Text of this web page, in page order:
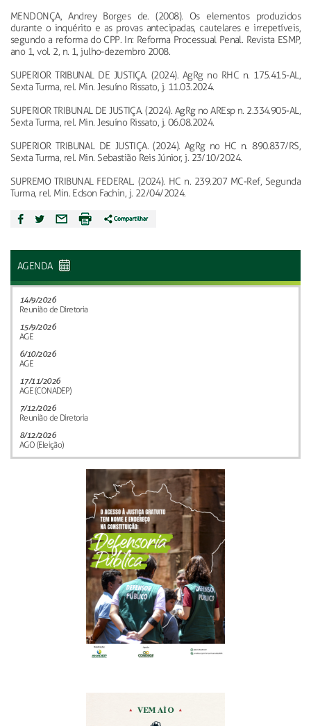
MENDONÇA, Andrey Borges de. (2008). Os elementos produzidos
durante o inquérito e as provas antecipadas, cautelares e irrepetíveis,
segundo a reforma do CPP. In: Reforma Processual Penal. Revista ESMP,
ano 1, vol. 2, n. 1, julho-dezembro 2008.
SUPERIOR TRIBUNAL DE JUSTIÇA. (2024). AgRg no RHC n. 175.415-AL,
Sexta Turma, rel. Min. Jesuíno Rissato, j. 11.03.2024.
SUPERIOR TRIBUNAL DE JUSTIÇA. (2024). AgRg no AREsp n. 2.334.905-AL,
Sexta Turma, rel. Min. Jesuíno Rissato, j. 06.08.2024.
SUPERIOR TRIBUNAL DE JUSTIÇA. (2024). AgRg no HC n. 890.837/RS,
Sexta Turma, rel. Min. Sebastião Reis Júnior, j. 23/10/2024.
SUPREMO TRIBUNAL FEDERAL. (2024). HC n. 239.207 MC-Ref, Segunda
Turma, rel. Min. Edson Fachin, j. 22/04/2024.
AGENDA
14/9/2026
Reunião de Diretoria
15/9/2026
AGE
6/10/2026
AGE
17/11/2026
AGE (CONADEP)
7/12/2026
Reunião de Diretoria
8/12/2026
AGO (Eleição)